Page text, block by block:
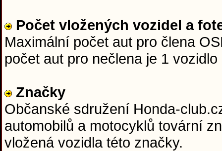
Počet vložených vozidel a
Maximální počet aut pro člena
počet aut pro nečlena je 1 vozidlo
Značky
Občanské sdružení Honda-
automobilů a motocyklů tovární
vložená vozidla této značky.